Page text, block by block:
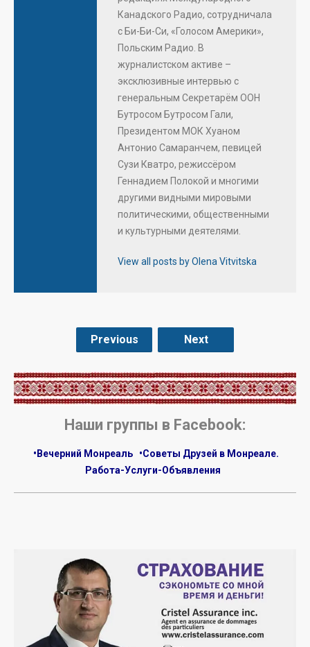
Канадского Радио, сотрудничала
с Би-Би-Си, «Голосом Америки»,
Польским Радио. В
журналистском активе –
эксклюзивные интервью с
генеральным Секретарём ООН
Бутросом Бутросом Гали,
Президентом МОК Хуаном
Антонио Самаранчем, певицей
Сузи Кватро, режиссёром
Геннадием Полокой и многими
другими видными мировыми
политическими, общественными
и культурными деятелями.
View all posts by Olena Vitvitska
Previous Next
.
Наши группы в Facebook:
•Вечерний Монреаль
•Советы Друзей в Монреале.
Работа-Услуги-Объявления